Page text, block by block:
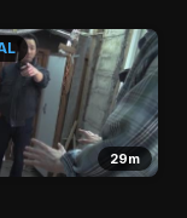
29m